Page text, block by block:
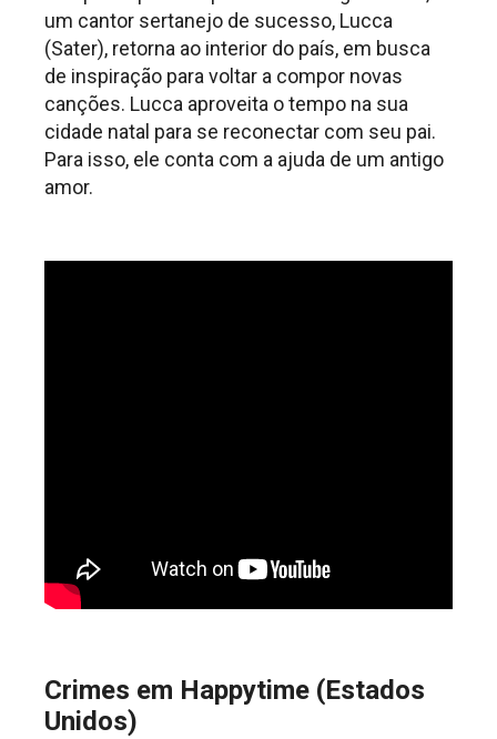
um cantor sertanejo de sucesso, Lucca
(Sater), retorna ao interior do país, em busca
de inspiração para voltar a compor novas
canções. Lucca aproveita o tempo na sua
cidade natal para se reconectar com seu pai.
Para isso, ele conta com a ajuda de um antigo
amor.
Crimes em Happytime (Estados
Unidos)